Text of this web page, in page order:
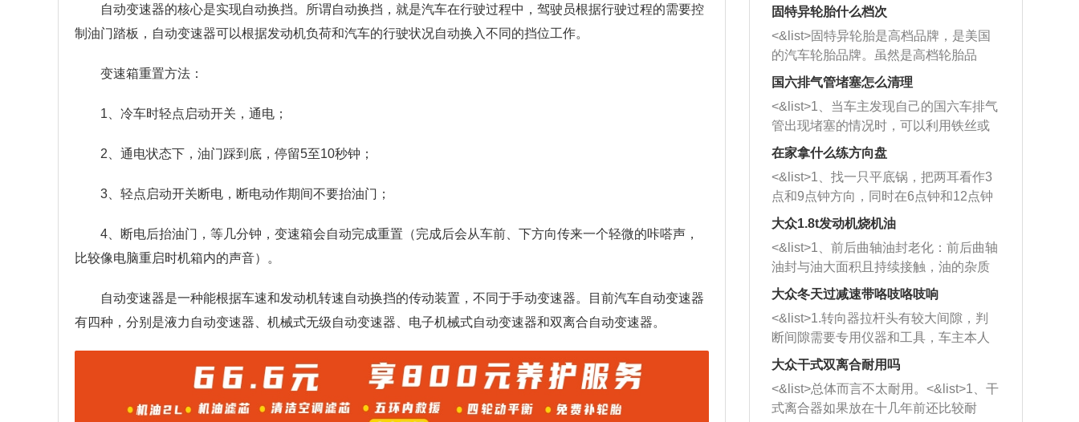
自动变速器的核心是实现自动换挡。所谓自动换挡，就是汽车在行驶过程中，驾驶员根据行驶过程的需要控
制油门踏板，自动变速器可以根据发动机负荷和汽车的行驶状况自动换入不同的挡位工作。
变速箱重置方法：
1、冷车时轻点启动开关，通电；
2、通电状态下，油门踩到底，停留5至10秒钟；
3、轻点启动开关断电，断电动作期间不要抬油门；
4、断电后抬油门，等几分钟，变速箱会自动完成重置（完成后会从车前、下方向传来一个轻微的咔嗒声，
比较像电脑重启时机箱内的声音）。
自动变速器是一种能根据车速和发动机转速自动换挡的传动装置，不同于手动变速器。目前汽车自动变速器
有四种，分别是液力自动变速器、机械式无级自动变速器、电子机械式自动变速器和双离合自动变速器。
固特异轮胎什么档次
<&list>固特异轮胎是高档品牌，是美国
的汽车轮胎品牌。虽然是高档轮胎品
牌，但是中高低端的轮胎都有生产，这
也是为了更好的开拓市场。
国六排气管堵塞怎么清理
<&list>1、当车主发现自己的国六车排气
管出现堵塞的情况时，可以利用铁丝或
者是细棍，直接将杂物给取出来，如果
堵塞情况比较严重，也可以采取应急措
施。 <&list>2、直接利用木棍将所有的
杂物推到排气管里面的位置处，然后将
三元催化器拆解开，就可以将堵塞的东
西取出来。但如果是因为积碳过多引起
的堵塞，就需要将三元催化器泡在草酸
洗剂对堵塞的情况得到解决，将清洗剂
放在燃油箱中，与燃油混合后，车辆启
动时，就可以和汽油一起进入到燃烧
室，最后形成废气排出，就可以让三元
催化器得到清洗，排气管堵塞的情况就
能够得到解决。
在家拿什么练方向盘
<&list>1、找一只平底锅，把两耳看作3
点和9点钟方向，同时在6点钟和12点钟
方向做一个标记。 <&list>2、双手握住
一圈半的练习，往右同样也要打相同的
圈数。 <&list>3、最后强调要反复练
习，这样就可以形成肌肉记忆，在真实
驾驶车辆时，不需要记忆也能打好方
向。
大众1.8t发动机烧机油
<&list>1、前后曲轴油封老化：前后曲轴
油封与油大面积且持续接触，油的杂质
和发动机内持续温度变化使其密封效果
逐渐减弱，导致渗油或漏油。<&list>2、
活塞间隙过大：积碳会使活塞环与缸体
的间隙扩大，导致机油流入燃烧室中，
造成烧机油。<&list>3、机油粘度。使用
机油粘度过小的话，同样会有烧机油现
象，机油粘度过小具有很好的流动性，
大众冬天过减速带咯吱咯吱响
<&list>1.转向器拉杆头有较大间隙，判
断间隙需要专用仪器和工具，车主本人
无法制作，需要将车辆送到修理厂或4s
店；<&list>2.车辆半轴套管防尘罩破
裂，破裂后会出现漏油现象，使半轴磨
损严重，磨损的半轴容易损坏，产生异
大众干式双离合耐用吗
<&list>总体而言不太耐用。<&list>1、干
式离合器如果放在十几年前还比较耐